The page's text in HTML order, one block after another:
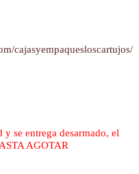
cajasyempaquesloscartujos/
se entrega desarmado, el
AGOTAR